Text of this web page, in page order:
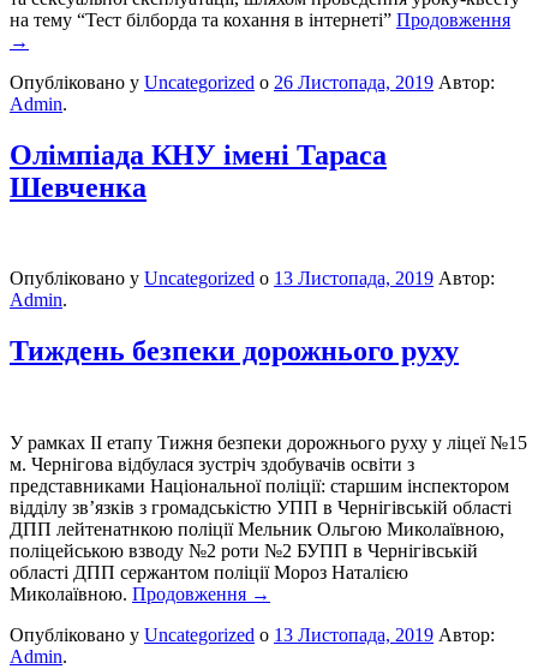
на тему “Тест білборда та кохання в інтернеті” Продовження
→
Опубліковано у Uncategorized о 26 Листопада, 2019 Автор:
Admin.
Олімпіада КНУ імені Тараса
Шевченка
Опубліковано у Uncategorized о 13 Листопада, 2019 Автор:
Admin.
Тиждень безпеки дорожнього руху
У рамках ІІ етапу Тижня безпеки дорожнього руху у ліцеї №15
м. Чернігова відбулася зустріч здобувачів освіти з
представниками Національної поліції: старшим інспектором
відділу зв’язків з громадськістю УПП в Чернігівській області
ДПП лейтенатнкою поліції Мельник Ольгою Миколаївною,
поліцейською взводу №2 роти №2 БУПП в Чернігівській
області ДПП сержантом поліції Мороз Наталією
Миколаївною. Продовження →
Опубліковано у Uncategorized о 13 Листопада, 2019 Автор:
Admin.